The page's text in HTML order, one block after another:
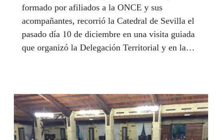
formado por afiliados a la ONCE y sus
acompañantes, recorrió la Catedral de Sevilla el
pasado día 10 de diciembre en una visita guiada
que organizó la Delegación Territorial y en la